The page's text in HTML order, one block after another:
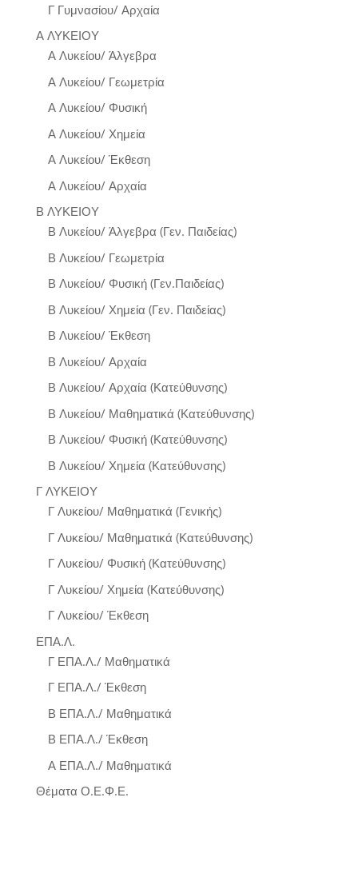
Γ Γυμνασίου/ Αρχαία
Α ΛΥΚΕΙΟΥ
Α Λυκείου/ Άλγεβρα
Α Λυκείου/ Γεωμετρία
Α Λυκείου/ Φυσική
Α Λυκείου/ Χημεία
Α Λυκείου/ Έκθεση
Α Λυκείου/ Αρχαία
Β ΛΥΚΕΙΟΥ
Β Λυκείου/ Άλγεβρα (Γεν. Παιδείας)
Β Λυκείου/ Γεωμετρία
Β Λυκείου/ Φυσική (Γεν.Παιδείας)
Β Λυκείου/ Χημεία (Γεν. Παιδείας)
Β Λυκείου/ Έκθεση
Β Λυκείου/ Αρχαία
Β Λυκείου/ Αρχαία (Κατεύθυνσης)
Β Λυκείου/ Μαθηματικά (Κατεύθυνσης)
Β Λυκείου/ Φυσική (Κατεύθυνσης)
Β Λυκείου/ Χημεία (Κατεύθυνσης)
Γ ΛΥΚΕΙΟΥ
Γ Λυκείου/ Μαθηματικά (Γενικής)
Γ Λυκείου/ Μαθηματικά (Κατεύθυνσης)
Γ Λυκείου/ Φυσική (Κατεύθυνσης)
Γ Λυκείου/ Χημεία (Κατεύθυνσης)
Γ Λυκείου/ Έκθεση
ΕΠΑ.Λ.
Γ ΕΠΑ.Λ./ Μαθηματικά
Γ ΕΠΑ.Λ./ Έκθεση
Β ΕΠΑ.Λ./ Μαθηματικά
Β ΕΠΑ.Λ./ Έκθεση
Α ΕΠΑ.Λ./ Μαθηματικά
Θέματα Ο.Ε.Φ.Ε.